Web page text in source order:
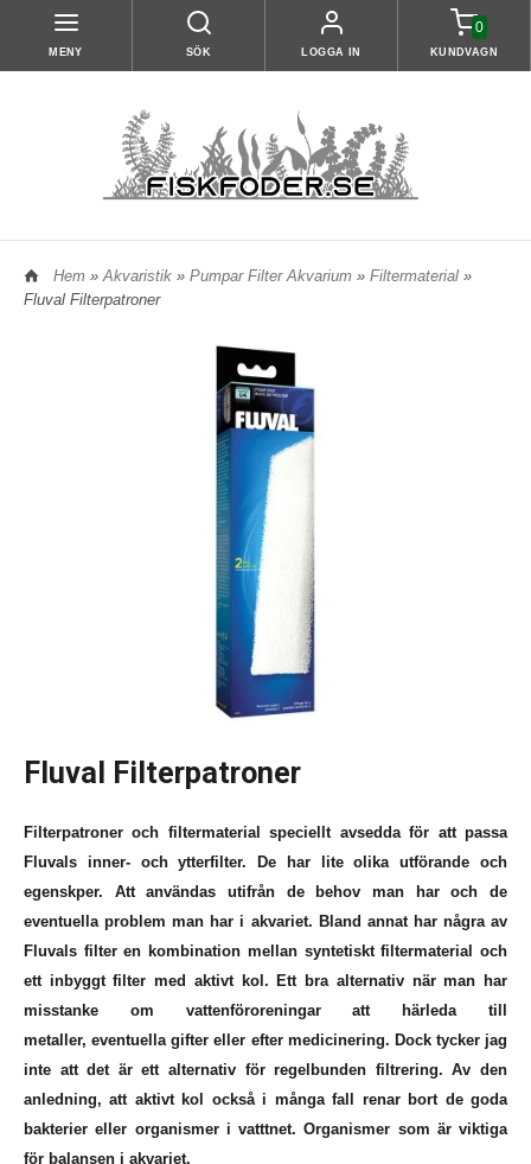
MENY SÖK LOGGA IN
0
KUNDVAGN
Hem » Akvaristik » Pumpar Filter Akvarium » Filtermaterial »
Fluval Filterpatroner
Fluval Filterpatroner
Filterpatroner och filtermaterial speciellt avsedda för att passa
Fluvals inner- och ytterfilter. De har lite olika utförande och
egenskper. Att användas utifrån de behov man har och de
eventuella problem man har i akvariet. Bland annat har några av
Fluvals filter en kombination mellan syntetiskt filtermaterial och
ett inbyggt filter med aktivt kol. Ett bra alternativ när man har
misstanke om vattenföroreningar att härleda till
metaller, eventuella gifter eller efter medicinering. Dock tycker jag
inte att det är ett alternativ för regelbunden filtrering. Av den
anledning, att aktivt kol också i många fall renar bort de goda
bakterier eller organismer i vatttnet. Organismer som är viktiga
för balansen i akvariet.